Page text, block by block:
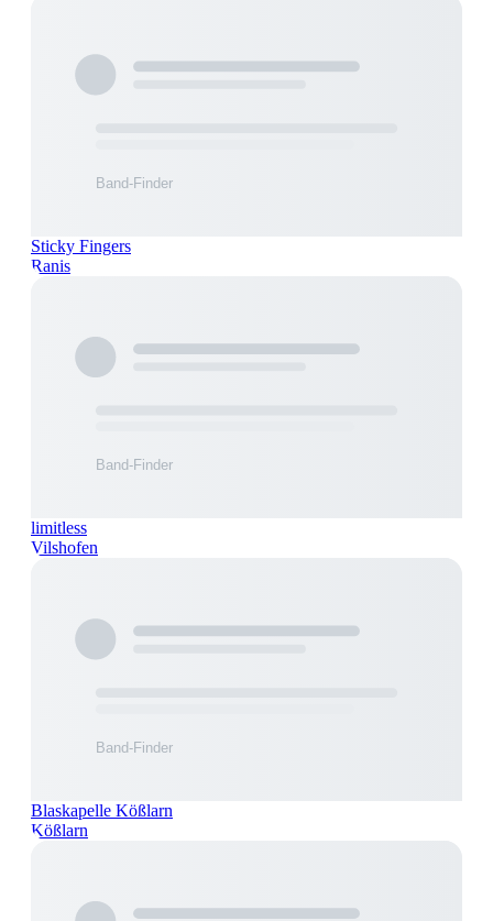
Sticky Fingers
Ranis
limitless
Vilshofen
Blaskapelle Kößlarn
Kößlarn